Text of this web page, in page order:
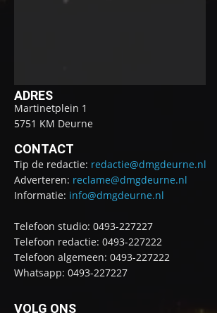
ADRES
Martinetplein 1
5751 KM Deurne
CONTACT
Tip de redactie: redactie@dmgdeurne.nl
Adverteren: reclame@dmgdeurne.nl
Informatie: info@dmgdeurne.nl
Telefoon studio: 0493-227227
Telefoon redactie: 0493-227222
Telefoon algemeen: 0493-227222
Whatsapp: 0493-227227
VOLG ONS